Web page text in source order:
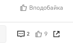
Вподобайка
2 9